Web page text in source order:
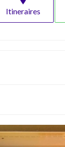
Itineraires